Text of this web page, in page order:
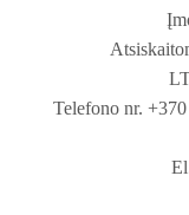
Telefono nr.